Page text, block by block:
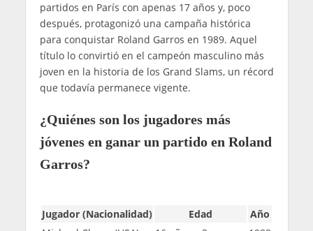
partidos en París con apenas 17 años y, poco
después, protagonizó una campaña histórica
para conquistar Roland Garros en 1989. Aquel
título lo convirtió en el campeón masculino más
joven en la historia de los Grand Slams, un récord
que todavía permanece vigente.
¿Quiénes son los jugadores más
jóvenes en ganar un partido en Roland
Garros?
Jugador (Nacionalidad) Edad
Año